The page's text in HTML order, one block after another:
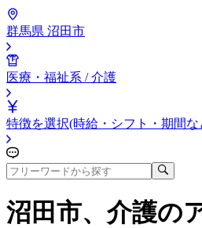
群馬県 沼田市
医療・福祉系 / 介護
特徴を選択(時給・シフト・期間な
沼田市、介護の